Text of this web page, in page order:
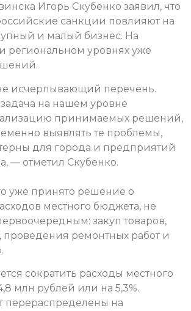
Игорь Скубенко заявил, что
санкции повлияют на
и малый бизнес. На
региональном уровнях уже
исчерпывающий перечень.
на нашем уровне
принимаемых решений,
выявлять те проблемы,
для города и предприятий
— отметил Скубенко.
уже принято решение о
местного бюджета, не
закуп товаров,
проведения ремонтных работ и
сократить расходы местного
млн рублей или на 5,3%.
перераспределены на